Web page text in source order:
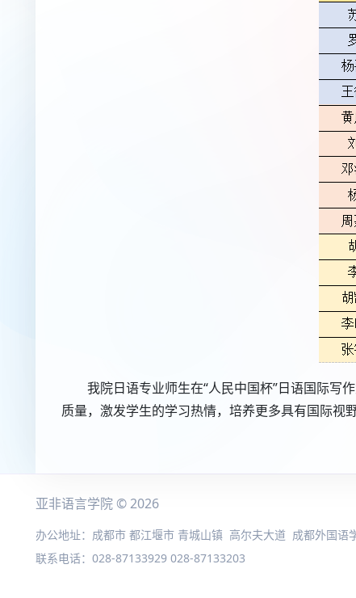
我院日语专业师生在“人民中国杯”日语国际写
质量，激发学生的学习热情，培养更多具有国际视
亚非语言学院 © 2026
办公地址：成都市 都江堰市 青城山镇 高尔夫大道 成都外国语
联系电话：028-87133929 028-87133203